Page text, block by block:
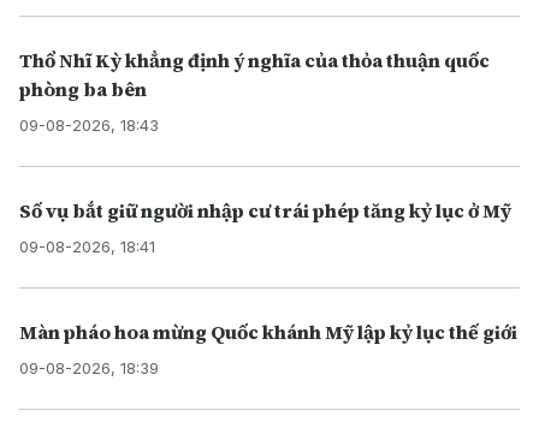
Thổ Nhĩ Kỳ khẳng định ý nghĩa của thỏa thuận quốc
phòng ba bên
09-08-2026, 18:43
Số vụ bắt giữ người nhập cư trái phép tăng kỷ lục ở Mỹ
09-08-2026, 18:41
Màn pháo hoa mừng Quốc khánh Mỹ lập kỷ lục thế giới
09-08-2026, 18:39